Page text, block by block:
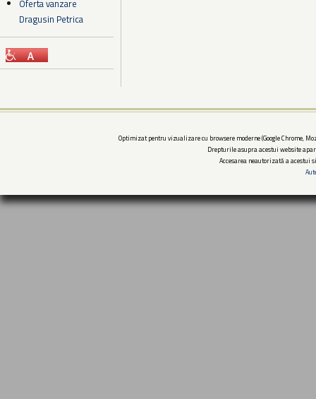
Oferta vanzare
Dragusin Petrica
Optimizat pentru vizualizare cu browsere moderne (Google Chrome,
Drepturile asupra acestui website
Accesarea neautorizată a acestui